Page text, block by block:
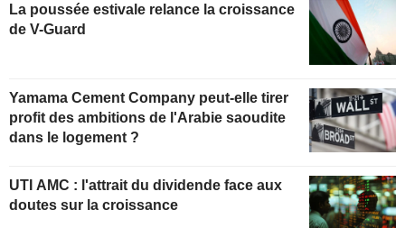
La poussée estivale relance la croissance
de V-Guard
Yamama Cement Company peut-elle tirer
profit des ambitions de l'Arabie saoudite
dans le logement ?
UTI AMC : l'attrait du dividende face aux
doutes sur la croissance